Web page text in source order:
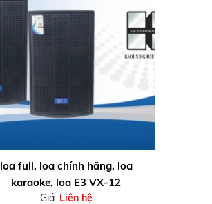
loa full, loa chính hãng, loa
karaoke, loa E3 VX-12
Giá: Liên hệ